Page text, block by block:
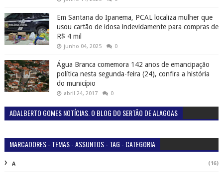
Em Santana do Ipanema, PCAL localiza mulher que
usou cartão de idosa indevidamente para compras de
R$ 4 mil
junho 04, 2025 0
Água Branca comemora 142 anos de emancipação
política nesta segunda-feira (24), confira a história
do município
abril 24, 2017 0
ADALBERTO GOMES NOTÍCIAS. O BLOG DO SERTÃO DE ALAGOAS
MARCADORES - TEMAS - ASSUNTOS - TAG - CATEGORIA
A (16)